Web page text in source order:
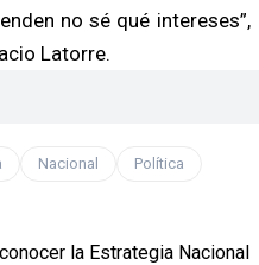
no sé qué intereses”,
Latorre.
Nacional Política
la Estrategia Nacional